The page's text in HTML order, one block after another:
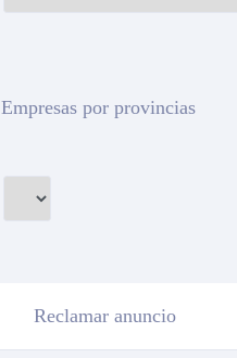
Empresas por provincias
Reclamar anuncio